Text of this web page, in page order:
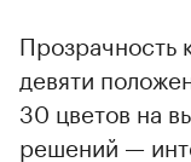
Прозрачность
девяти
30 цветов на
решений —